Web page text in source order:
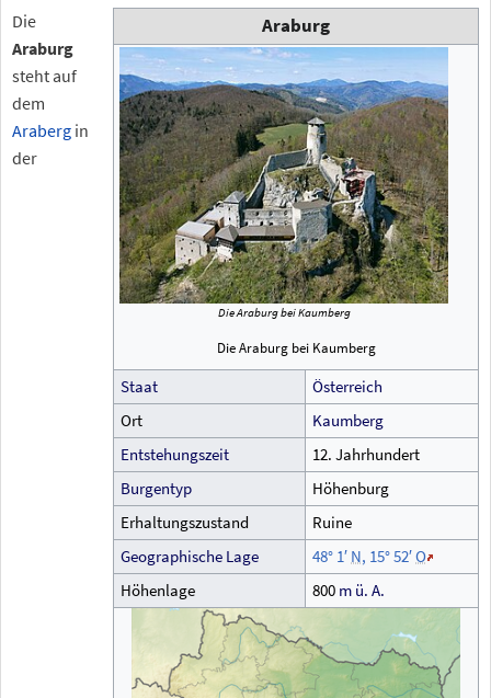
Araburg
Die Araburg bei Kaumberg
Die Araburg bei Kaumberg
Staat
Österreich
Ort
Kaumberg
Entstehungszeit
12. Jahrhundert
Burgentyp
Höhenburg
Erhaltungszustand
Ruine
Geographische Lage 48° 1′ N, 15°52′O
Höhenlage
800 m ü. A.
Die
Araburg
steht auf
dem
Araberg in
der